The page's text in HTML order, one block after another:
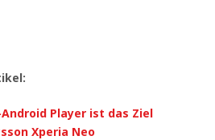
Player ist das Ziel
Xperia Neo